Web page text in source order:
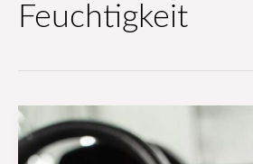
Feuchtigkeit
Fahrzeugpflege
bei